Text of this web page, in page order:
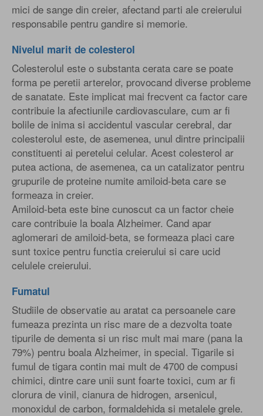
mici de sange din creier, afectand parti ale creierului
responsabile pentru gandire si memorie.
Nivelul marit de colesterol
Colesterolul este o substanta cerata care se poate
forma pe peretii arterelor, provocand diverse probleme
de sanatate. Este implicat mai frecvent ca factor care
contribuie la afectiunile cardiovasculare, cum ar fi
bolile de inima si accidentul vascular cerebral, dar
colesterolul este, de asemenea, unul dintre principalii
constituenti ai peretelui celular. Acest colesterol ar
putea actiona, de asemenea, ca un catalizator pentru
grupurile de proteine numite amiloid-beta care se
formeaza in creier.
Amiloid-beta este bine cunoscut ca un factor cheie
care contribuie la boala Alzheimer. Cand apar
aglomerari de amiloid-beta, se formeaza placi care
sunt toxice pentru functia creierului si care ucid
celulele creierului.
Fumatul
Studiile de observatie au aratat ca persoanele care
fumeaza prezinta un risc mare de a dezvolta toate
tipurile de dementa si un risc mult mai mare (pana la
79%) pentru boala Alzheimer, in special. Tigarile si
fumul de tigara contin mai mult de 4700 de compusi
chimici, dintre care unii sunt foarte toxici, cum ar fi
clorura de vinil, cianura de hidrogen, arsenicul,
monoxidul de carbon, formaldehida si metalele grele.